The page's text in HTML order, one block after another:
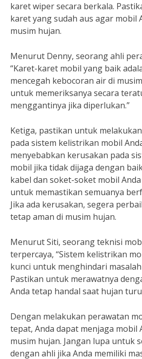
karet wiper secara berkala.
karet yang sudah aus agar mobil
musim hujan.
Menurut Denny, seorang ahli
“Karet-karet mobil yang baik
mencegah kebocoran air di
untuk memeriksanya secara
menggantinya jika diperlukan.”
Ketiga, pastikan untuk
pada sistem kelistrikan mobil
menyebabkan kerusakan pada
mobil jika tidak dijaga dengan
kabel dan soket-soket mobil
untuk memastikan semuanya
Jika ada kerusakan, segera
tetap aman di musim hujan.
Menurut Siti, seorang teknisi
terpercaya, “Sistem kelistrikan
kunci untuk menghindari
Pastikan untuk merawatnya
Anda tetap handal saat hujan
Dengan melakukan perawatan
tepat, Anda dapat menjaga mobil
musim hujan. Jangan lupa untuk
dengan ahli jika Anda memiliki